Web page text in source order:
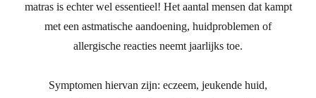
matras is echter wel essentieel! Het aantal mensen dat kampt
met een astmatische aandoening, huidproblemen of
allergische reacties neemt jaarlijks toe.
Symptomen hiervan zijn: eczeem, jeukende huid,